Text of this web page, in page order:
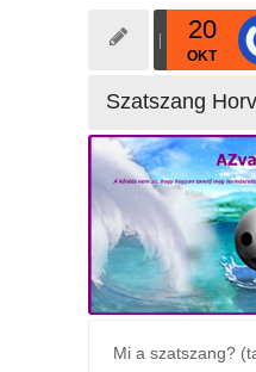
20
OKT
Szatszang
Mi a szatszang?